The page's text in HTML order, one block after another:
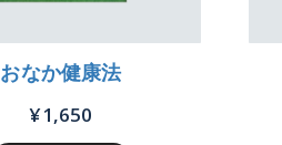
おなか健康法
¥1,650